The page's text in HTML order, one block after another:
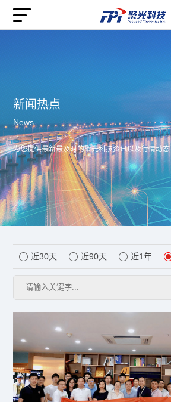
新闻热点
News
为您提供最新最及时的聚光科技资讯以及行情动态
近30天 近90天 近1年